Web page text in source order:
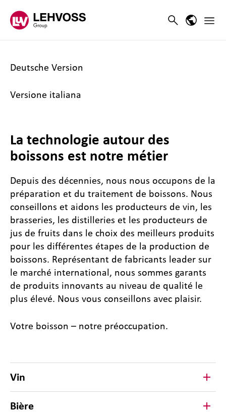
Search Main
Deutsche Version
Versione italiana
La technologie autour des
boissons est notre métier
Depuis des décennies, nous nous occupons de la
préparation et du traitement de boissons. Nous
conseillons et aidons les producteurs de vin, les
brasseries, les distilleries et les producteurs de
jus de fruits dans le choix des meilleurs produits
pour les différentes étapes de la production de
boissons. Représentant de fabricants leader sur
le marché international, nous sommes garants
de produits innovants au niveau de qualité le
plus élevé. Nous vous conseillons avec plaisir.
Votre boisson – notre préoccupation.
Vin
Bière